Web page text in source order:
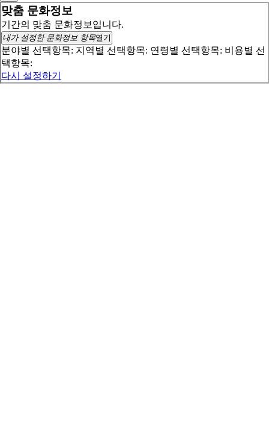
맞춤 문화정보
기간의 맞춤 문화정보입니다.
내가 설정한 문화정보 항목열기
분야별 선택항목: 지역별 선택항목: 연령별 선택항목: 비용별 선
택항목:
다시 설정하기